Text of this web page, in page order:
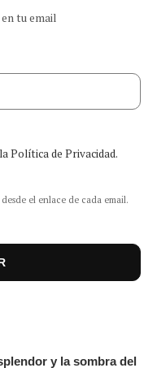
tu email
Política de Privacidad.
el enlace de cada email.
y la sombra del